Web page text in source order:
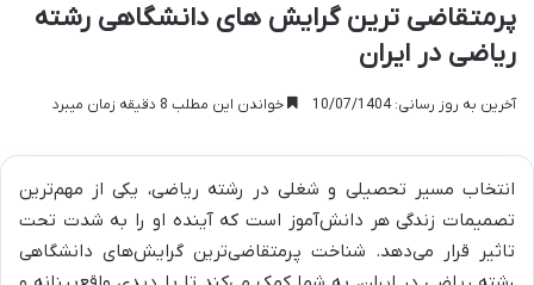
پرمتقاضی ترین گرایش های دانشگاهی رشته
ریاضی در ایران
آخرین به روز رسانی: 10/07/1404 خواندن این مطلب 8 دقیقه زمان میبرد
انتخاب مسیر تحصیلی و شغلی در رشته ریاضی، یکی از مهم‌ترین
تصمیمات زندگی هر دانش‌آموز است که آینده او را به شدت تحت
تاثیر قرار می‌دهد. شناخت پرمتقاضی‌ترین گرایش‌های دانشگاهی